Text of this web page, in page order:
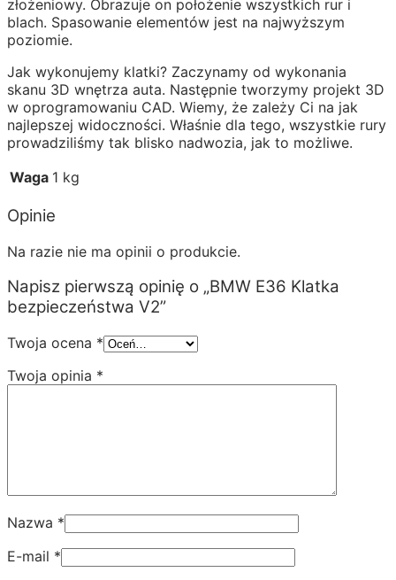
złożeniowy. Obrazuje on położenie wszystkich rur i
blach. Spasowanie elementów jest na najwyższym
poziomie.
Jak wykonujemy klatki? Zaczynamy od wykonania
skanu 3D wnętrza auta. Następnie tworzymy projekt 3D
w oprogramowaniu CAD. Wiemy, że zależy Ci na jak
najlepszej widoczności. Właśnie dla tego, wszystkie rury
prowadziliśmy tak blisko nadwozia, jak to możliwe.
Waga 1 kg
Opinie
Na razie nie ma opinii o produkcie.
Napisz pierwszą opinię o „BMW E36 Klatka
bezpieczeństwa V2”
Twoja ocena *
Twoja opinia *
Nazwa *
E-mail *